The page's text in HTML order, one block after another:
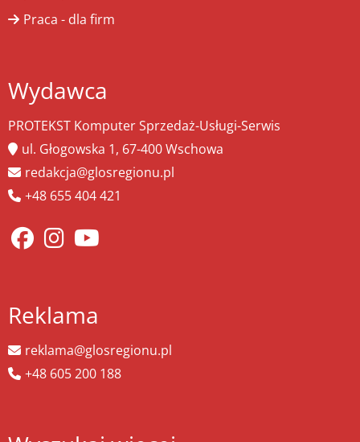
Praca - dla firm
Wydawca
PROTEKST Komputer Sprzedaż-Usługi-Serwis
ul. Głogowska 1, 67-400 Wschowa
redakcja@glosregionu.pl
+48 655 404 421
Reklama
reklama@glosregionu.pl
+48 605 200 188